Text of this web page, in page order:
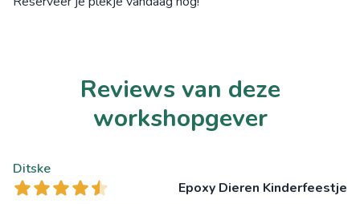
Reviews van deze
workshopgever
Ditske
Epoxy Dieren Kinderfeestje